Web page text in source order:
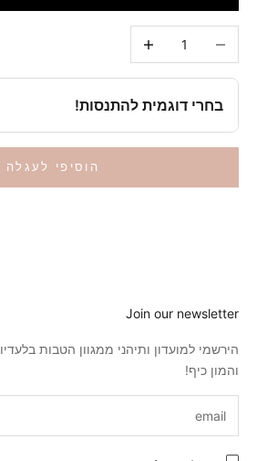
הקטיני כמות הגדילי כמות
בחרי דוגמית להתנסות!
מהצבע של המייקאפ שרכשת - במתנה
גוון עור בהיר בז'
מייקאפ מס' 2.5
הוסיפי לעגלה
Join our newsletter
הירשמי למועדון ותיהני ממגוון הטבות
והמון כיף!